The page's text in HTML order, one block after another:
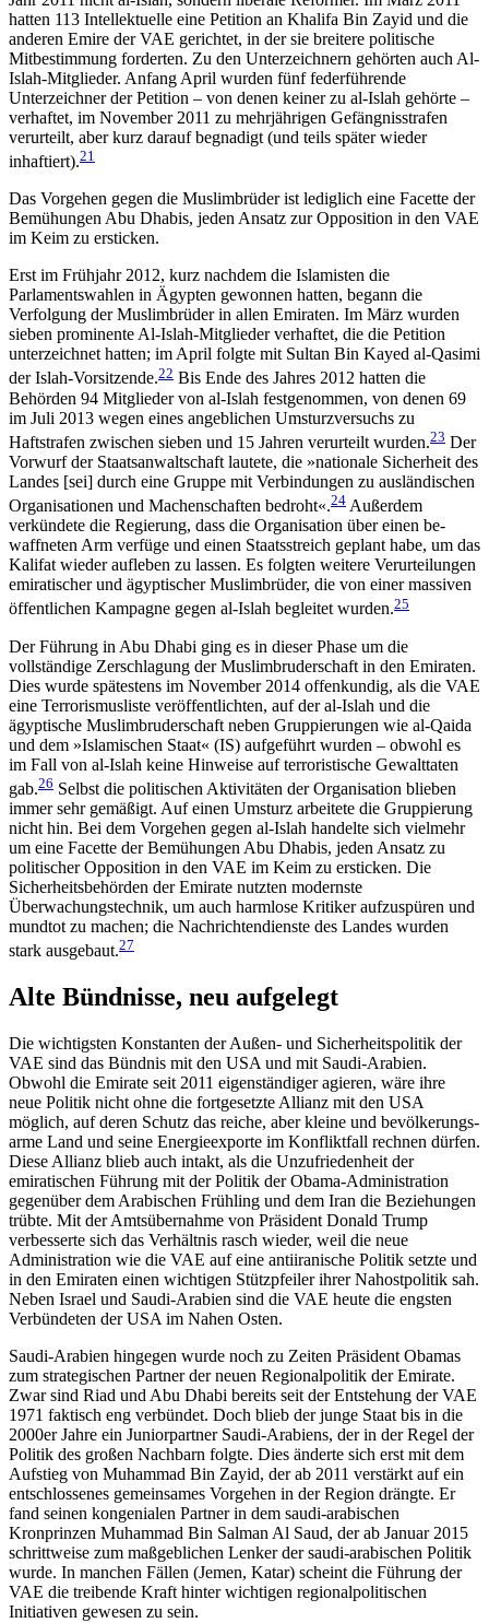
hatten 113 Intellektuelle eine Petition an Khalifa Bin Zayid und die
anderen Emire der VAE gerichtet, in der sie breitere politische
Mitbestimmung forderten. Zu den Unterzeichnern gehörten auch Al-
Islah-Mit­glieder. Anfang April wurden fünf federführende
Unterzeichner der Petition – von denen keiner zu al‑Islah gehörte –
verhaftet, im November 2011 zu mehrjährigen Gefängnisstrafen
verurteilt, aber kurz darauf begnadigt (und teils später wieder
inhaftiert).21
Das Vorgehen gegen die Muslim­brüder ist lediglich eine Facette der
Bemühungen Abu Dhabis, jeden Ansatz zur Opposition in den VAE
im Keim zu ersticken.
Erst im Frühjahr 2012, kurz nachdem die Islamis­ten die
Parlamentswahlen in Ägypten gewonnen hatten, begann die
Verfolgung der Muslimbrüder in allen Emiraten. Im März wurden
sieben prominente Al-Islah-Mitglieder verhaftet, die die Petition
unter­zeichnet hatten; im April folgte mit Sultan Bin Kayed al-Qasimi
der Islah-Vorsitzende.22 Bis Ende des Jahres 2012 hatten die
Behörden 94 Mitglieder von al-Islah festgenommen, von denen 69
im Juli 2013 wegen eines angeblichen Umsturzversuchs zu
Haftstrafen zwischen sieben und 15 Jah­ren verurteilt wurden.23 Der
Vorwurf der Staatsanwaltschaft lautete, die »natio­nale Sicherheit des
Landes [sei] durch eine Gruppe mit Verbindungen zu ausländischen
Organisationen und Machenschaften bedroht«.24 Außerdem
verkündete die Regierung, dass die Organisation über einen be­
waffneten Arm verfüge und einen Staatsstreich ge­plant habe, um das
Kalifat wieder aufleben zu lassen. Es folgten weitere Verurteilungen
emiratischer und ägyptischer Muslimbrüder, die von einer massiven
öffentlichen Kampagne gegen al-Islah begleitet wurden.25
Der Führung in Abu Dhabi ging es in dieser Phase um die
vollständige Zerschlagung der Muslimbruderschaft in den Emiraten.
Dies wurde spätestens im November 2014 offenkundig, als die VAE
eine Terro­rismusliste veröffentlichten, auf der al-Islah und die
ägyptische Muslimbruderschaft neben Gruppierungen wie al-Qaida
und dem »Islamischen Staat« (IS) aufgeführt wurden – obwohl es
im Fall von al-Islah keine Hinweise auf terroristische Gewalttaten
gab.26 Selbst die politischen Aktivitäten der Organisation blieben
immer sehr gemäßigt. Auf einen Umsturz arbeitete die Gruppierung
nicht hin. Bei dem Vor­gehen gegen al-Islah handelte sich vielmehr
um eine Facette der Bemühungen Abu Dhabis, jeden Ansatz zu
politischer Opposition in den VAE im Keim zu er­sticken. Die
Sicherheitsbehörden der Emirate nutzten modernste
Überwachungstechnik, um auch harmlose Kritiker aufzuspüren und
mundtot zu machen; die Nachrichtendienste des Landes wurden
stark aus­gebaut.27
Alte Bündnisse, neu aufgelegt
Die wichtigsten Konstanten der Außen- und Sicherheitspolitik der
VAE sind das Bündnis mit den USA und mit Saudi-Arabien.
Obwohl die Emirate seit 2011 eigenständiger agieren, wäre ihre
neue Politik nicht ohne die fortgesetzte Allianz mit den USA
möglich, auf deren Schutz das reiche, aber kleine und bevölke­rungs­
arme Land und seine Energieexporte im Kon­fliktfall rechnen dürfen.
Diese Allianz blieb auch intakt, als die Unzufriedenheit der
emiratischen Führung mit der Politik der Obama-Administration
gegenüber dem Arabischen Frühling und dem Iran die Beziehungen
trübte. Mit der Amtsübernahme von Präsident Donald Trump
verbesserte sich das Verhält­nis rasch wieder, weil die neue
Administration wie die VAE auf eine antiiranische Politik setzte und
in den Emiraten einen wichtigen Stützpfeiler ihrer Nah­ostpolitik sah.
Neben Israel und Saudi-Arabien sind die VAE heute die engs­ten
Verbündeten der USA im Nahen Osten.
Saudi-Arabien hingegen wurde noch zu Zeiten Präsident Obamas
zum strategischen Partner der neuen Regionalpolitik der Emirate.
Zwar sind Riad und Abu Dhabi bereits seit der Entstehung der VAE
1971 faktisch eng verbündet. Doch blieb der junge Staat bis in die
2000er Jahre ein Juniorpartner Saudi-Arabiens, der in der Regel der
Politik des großen Nach­barn folgte. Dies änderte sich erst mit dem
Auf­stieg von Muhammad Bin Zayid, der ab 2011 verstärkt auf ein
entschlossenes gemeinsames Vorgehen in der Region drängte. Er
fand seinen kongenialen Partner in dem saudi-arabischen
Kronprinzen Muhammad Bin Salman Al Saud, der ab Januar 2015
schrittweise zum maßgeblichen Lenker der saudi-arabischen Poli­tik
wurde. In manchen Fällen (Jemen, Katar) scheint die Führung der
VAE die treibende Kraft hinter wich­tigen regionalpolitischen
Initiativen gewesen zu sein.